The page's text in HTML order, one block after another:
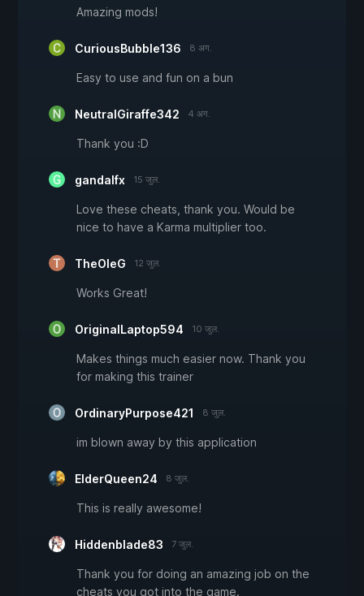
Amazing mods!
CuriousBubble136 8 अग.
Easy to use and fun on a bun
NeutralGiraffe342 4 अग.
Thank you :D
gandalfx 15 जुल.
Love these cheats, thank you. Would be
nice to have a Karma multiplier too.
TheOleG 12 जुल.
Works Great!
OriginalLaptop594 10 जुल.
Makes things much easier now. Thank you
for making this trainer
OrdinaryPurpose421 8 जुल.
im blown away by this application
ElderQueen24 8 जुल.
This is really awesome!
Hiddenblade83 7 जुल.
Thank you for doing an amazing job on the
cheats you got into the game.